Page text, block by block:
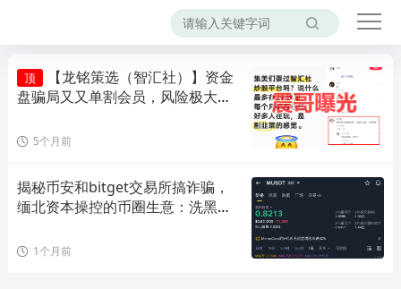
顶
【龙铭策选（智汇社）】资金
盘骗局又又单割会员，风险极大，
5个月前
揭秘币安和bitget交易所搞诈骗，
缅北资本操控的币圈生意：洗黑
1个月前